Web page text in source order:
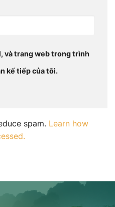
và trang web trong trình
kế tiếp của tôi.
spam. Learn how